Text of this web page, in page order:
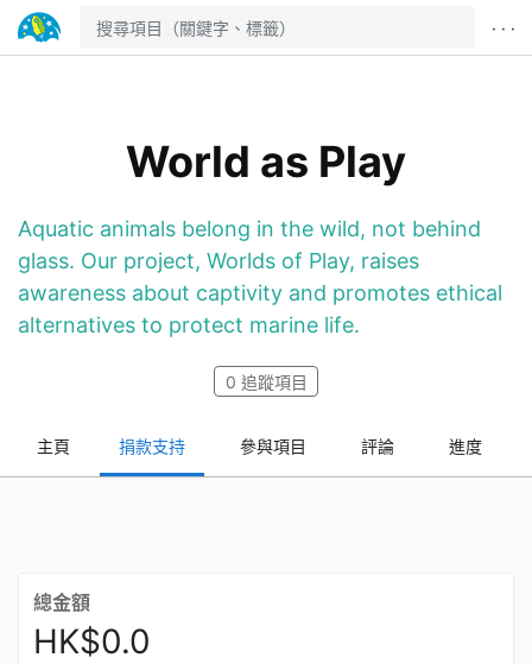
· · ·
World as Play
Aquatic animals belong in the wild, not behind
glass. Our project, Worlds of Play, raises
awareness about captivity and promotes ethical
alternatives to protect marine life.
0 追蹤項目
主頁 捐款支持 參與項目 評論 進度
總金額
HK$0.0